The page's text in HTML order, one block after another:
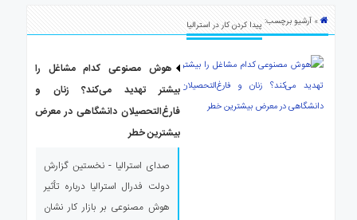
استرالیا
ارتباط
» آرشیو برچسب: پیدا کردن کار در استرالیا
هوش مصنوعی کدام مشاغل را
بیشتر تهدید می‌کند؟ زنان و
فارغ‌التحصیلان دانشگاهی در معرض
بیشترین خطر
صدای استرالیا - نخستین گزارش
دولت فدرال استرالیا درباره تأثیر
هوش مصنوعی بر بازار کار نشان